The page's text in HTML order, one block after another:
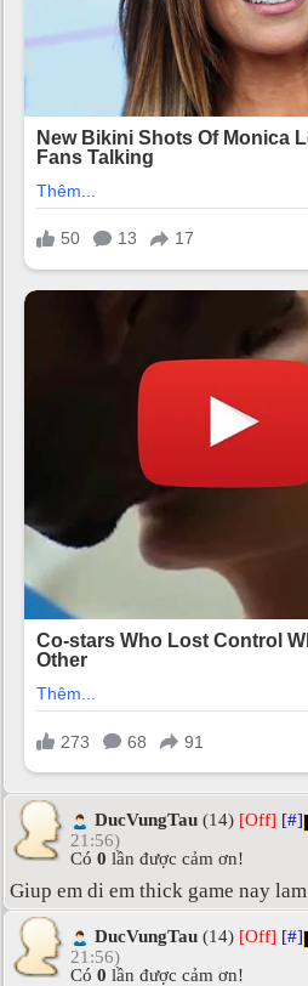
DucVungTau (14) [Off] [#]
21:56)
Có 0 lần được cảm ơn!
Giup em di em thick game nay lam
DucVungTau (14) [Off] [#]
21:56)
Có 0 lần được cảm ơn!